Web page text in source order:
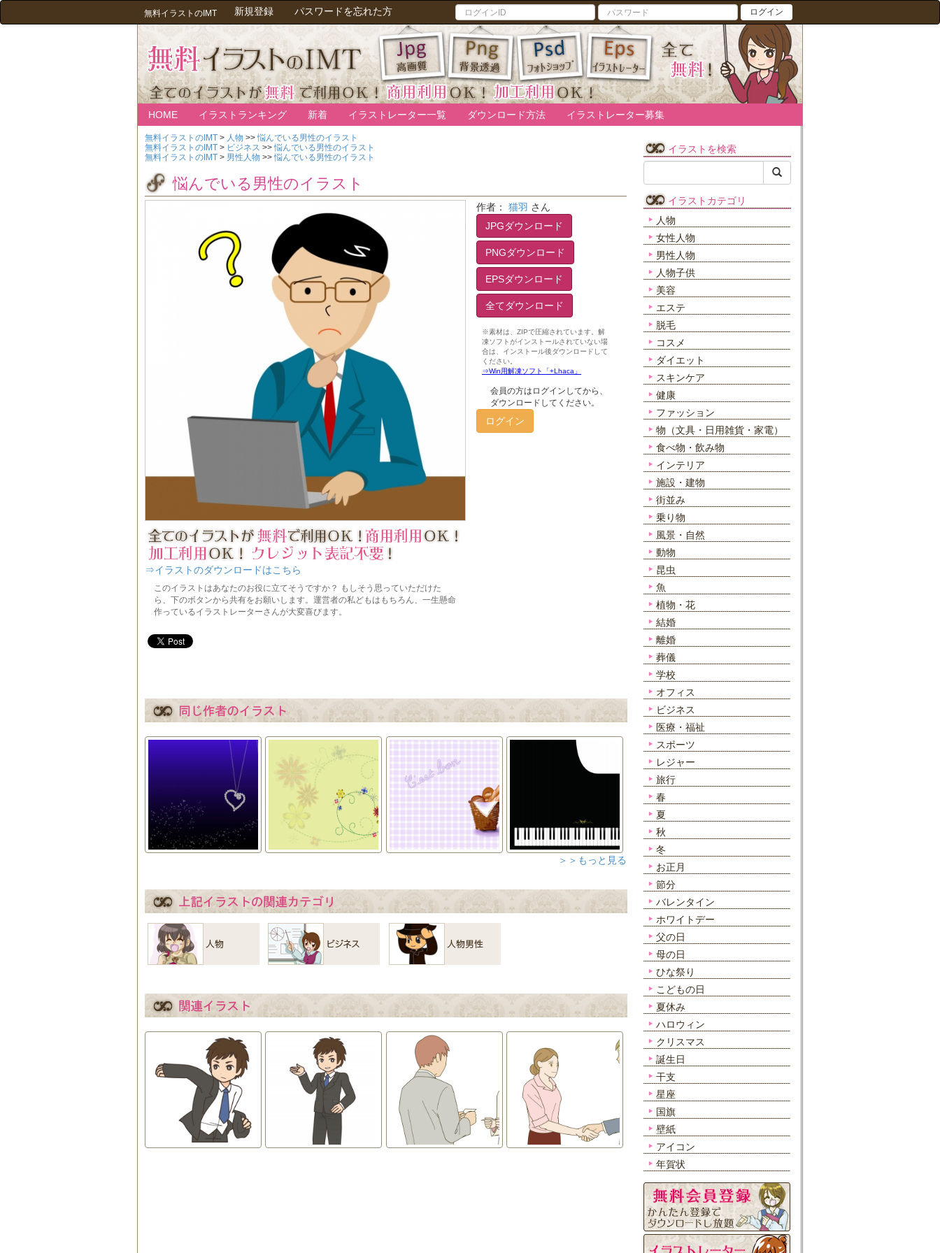
無料イラストのIMT 新規登録 パスワードを忘れた方 ログイン
HOME イラストランキング 新着 イラストレーター一覧 ダウンロード方法 イラストレーター募集
無料イラストのIMT > 人物 >>悩んでいる男性のイラスト
無料イラストのIMT > ビジネス >>悩んでいる男性のイラスト
無料イラストのIMT > 男性人物 >>悩んでいる男性のイラスト
悩んでいる男性のイラスト
⇒イラストのダウンロードはこちら
作者：猫羽 さん
JPGダウンロード
PNGダウンロード
EPSダウンロード
全てダウンロード
会員の方はログインしてから、
ダウンロードしてください。
ログイン
＞＞もっと見る
イラストを検索
イラストカテゴリ
人物
女性人物
男性人物
人物子供
美容
エステ
脱毛
コスメ
ダイエット
スキンケア
健康
ファッション
物（文具・日用雑貨・家電）
食べ物・飲み物
インテリア
施設・建物
街並み
乗り物
風景・自然
動物
昆虫
魚
植物・花
結婚
離婚
葬儀
学校
オフィス
ビジネス
医療・福祉
スポーツ
レジャー
旅行
春
夏
秋
冬
お正月
節分
バレンタイン
ホワイトデー
父の日
母の日
ひな祭り
こどもの日
夏休み
ハロウィン
クリスマス
誕生日
干支
星座
国旗
壁紙
アイコン
年賀状